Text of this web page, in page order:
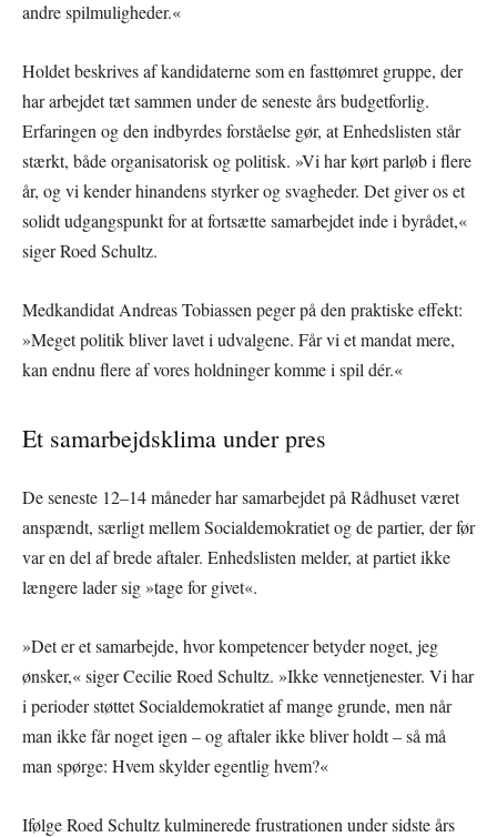
andre spilmuligheder.«
Holdet beskrives af kandidaterne som en fasttømret gruppe, der
har arbejdet tæt sammen under de seneste års budgetforlig.
Erfaringen og den indbyrdes forståelse gør, at Enhedslisten står
stærkt, både organisatorisk og politisk. »Vi har kørt parløb i flere
år, og vi kender hinandens styrker og svagheder. Det giver os et
solidt udgangspunkt for at fortsætte samarbejdet inde i byrådet,«
siger Roed Schultz.
Medkandidat Andreas Tobiassen peger på den praktiske effekt:
»Meget politik bliver lavet i udvalgene. Får vi et mandat mere,
kan endnu flere af vores holdninger komme i spil dér.«
Et samarbejdsklima under pres
De seneste 12–14 måneder har samarbejdet på Rådhuset været
anspændt, særligt mellem Socialdemokratiet og de partier, der før
var en del af brede aftaler. Enhedslisten melder, at partiet ikke
længere lader sig »tage for givet«.
»Det er et samarbejde, hvor kompetencer betyder noget, jeg
ønsker,« siger Cecilie Roed Schultz. »Ikke vennetjenester. Vi har
i perioder støttet Socialdemokratiet af mange grunde, men når
man ikke får noget igen – og aftaler ikke bliver holdt – så må
man spørge: Hvem skylder egentlig hvem?«
Ifølge Roed Schultz kulminerede frustrationen under sidste års